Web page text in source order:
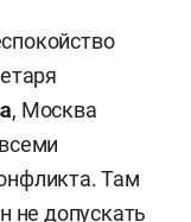
, Москва
Там
не допускать